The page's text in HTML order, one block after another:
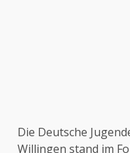
Die Deutsche
Willingen stand im